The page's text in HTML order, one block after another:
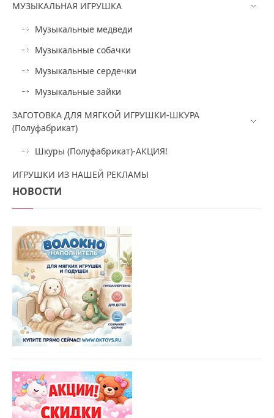
МУЗЫКАЛЬНАЯ ИГРУШКА
Музыкальные медведи
Музыкальные собачки
Музыкальные сердечки
Музыкальные зайки
ЗАГОТОВКА ДЛЯ МЯГКОЙ ИГРУШКИ-ШКУРА
(Полуфабрикат)
Шкуры (Полуфабрикат)-АКЦИЯ!
ИГРУШКИ ИЗ НАШЕЙ РЕКЛАМЫ
НОВОСТИ